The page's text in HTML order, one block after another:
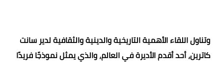
وتناول اللقاء الأهمية التاريخية والدينية والثقافية لدير سانت
كاترين، أحد أقدم الأديرة في العالم، والذي يمثل نموذجًا فريدًا